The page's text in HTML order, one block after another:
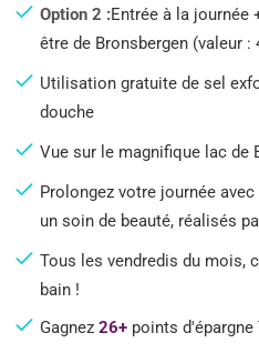
Option 2 :Entrée à la journée
être de Bronsbergen (valeur :
Utilisation gratuite de sel
douche
Vue sur le magnifique lac de
Prolongez votre journée
un soin de beauté, réalisés
Tous les vendredis du mois,
bain !
Gagnez26+ points